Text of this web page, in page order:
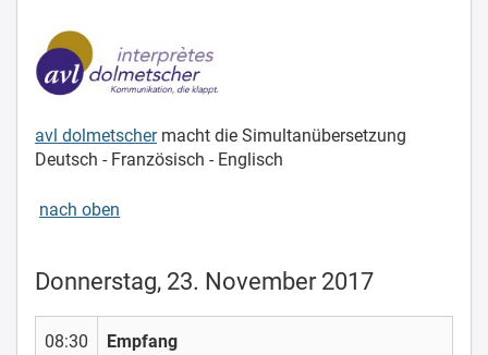
avl dolmetschermacht die Simultanübersetzung
Deutsch - Französisch - Englisch
nach oben
Donnerstag, 23. November 2017
08:30 Empfang